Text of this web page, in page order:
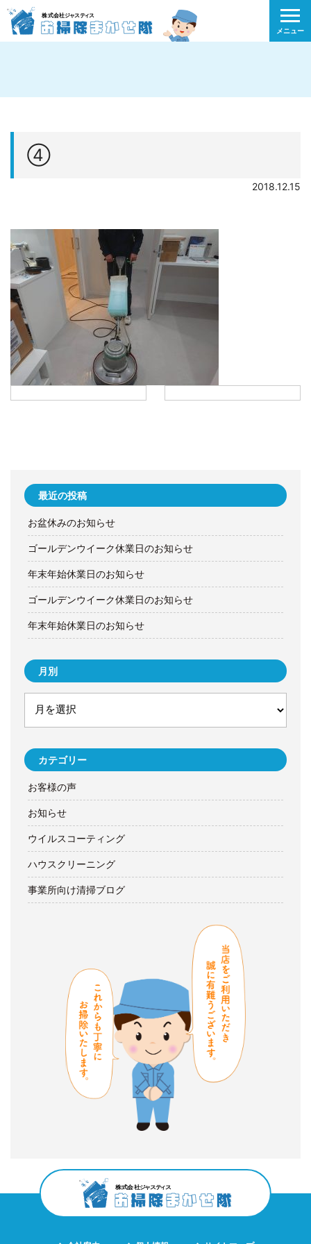
メニュー
④
2018.12.15
最近の投稿
お盆休みのお知らせ
ゴールデンウイーク休業日のお知らせ
年末年始休業日のお知らせ
ゴールデンウイーク休業日のお知らせ
年末年始休業日のお知らせ
月別
カテゴリー
お客様の声
お知らせ
ウイルスコーティング
ハウスクリーニング
事業所向け清掃ブログ